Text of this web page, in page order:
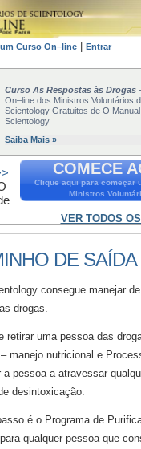
Curso On–line Entrar
Curso As Respostas às Drogas
On–line dos Ministros Voluntários
Scientology Gratuitos de O
Scientology
Saiba Mais »
COMECE
Clique aqui para começar
Ministros
VER TODOS
DE SAÍDA
consegue manejar
drogas.
retirar uma pessoa das
manejo nutricional e
a pessoa a atravessar
desintoxicação.
é o Programa de
qualquer pessoa que